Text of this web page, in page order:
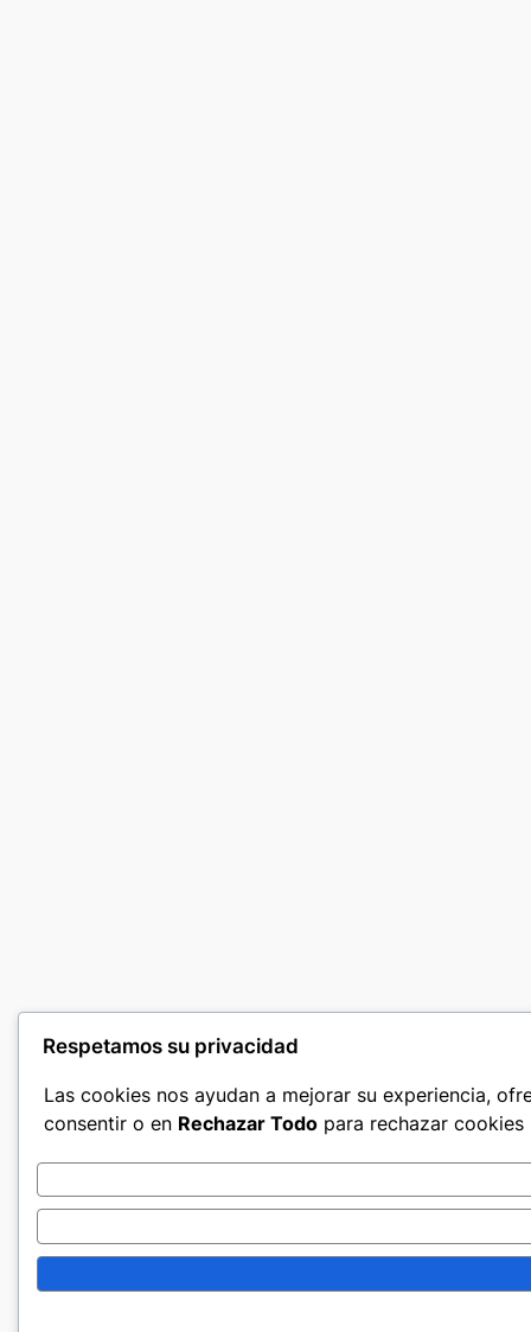
Respetamos su privacidad
Las cookies nos ayudan a mejorar su experiencia,
consentir o en Rechazar Todo para rechazar cookies